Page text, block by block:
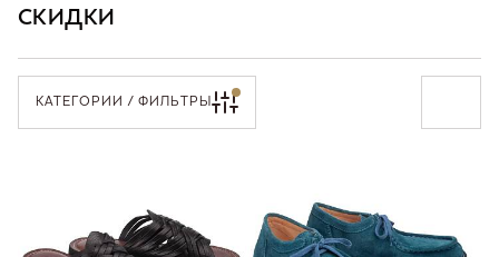
СКИДКИ
КАТЕГОРИИ / ФИЛЬТРЫ